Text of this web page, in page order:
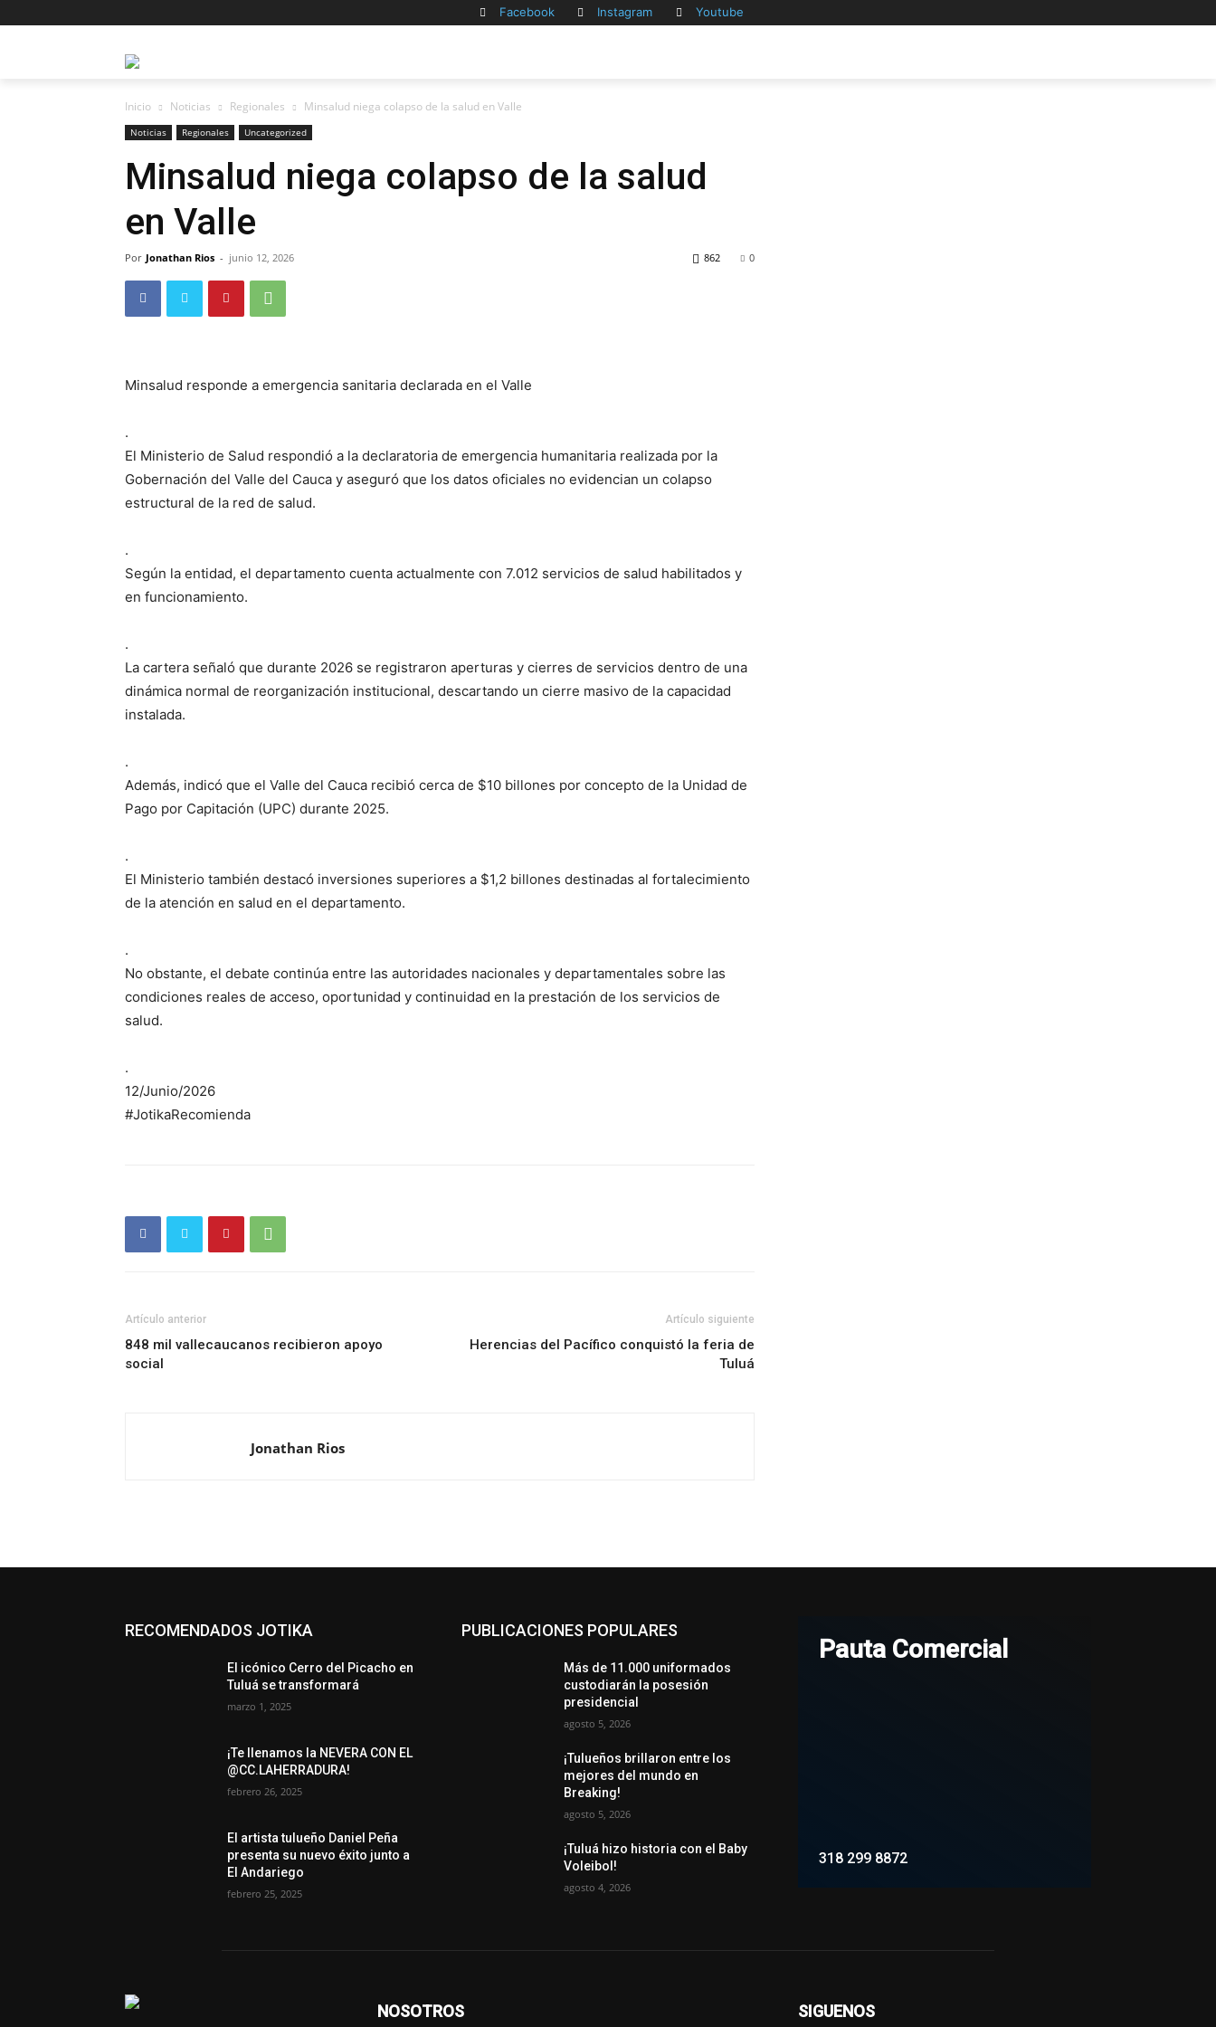
Facebook Instagram Youtube
Inicio Noticias Regionales Minsalud niega colapso de la salud en Valle
Noticias Regionales Uncategorized
Minsalud niega colapso de la salud
en Valle
Por Jonathan Rios - junio 12, 2026 0
862
Minsalud responde a emergencia sanitaria declarada en el Valle
.
El Ministerio de Salud respondió a la declaratoria de emergencia humanitaria realizada por la
Gobernación del Valle del Cauca y aseguró que los datos oficiales no evidencian un colapso
estructural de la red de salud.
.
Según la entidad, el departamento cuenta actualmente con 7.012 servicios de salud habilitados y
en funcionamiento.
.
La cartera señaló que durante 2026 se registraron aperturas y cierres de servicios dentro de una
dinámica normal de reorganización institucional, descartando un cierre masivo de la capacidad
instalada.
.
Además, indicó que el Valle del Cauca recibió cerca de $10 billones por concepto de la Unidad de
Pago por Capitación (UPC) durante 2025.
.
El Ministerio también destacó inversiones superiores a $1,2 billones destinadas al fortalecimiento
de la atención en salud en el departamento.
.
No obstante, el debate continúa entre las autoridades nacionales y departamentales sobre las
condiciones reales de acceso, oportunidad y continuidad en la prestación de los servicios de
salud.
.
12/Junio/2026
#JotikaRecomienda
Artículo anterior
848 mil vallecaucanos recibieron apoyo
social
Artículo siguiente
Herencias del Pacífico conquistó la feria de
Tuluá
Jonathan Rios
RECOMENDADOS JOTIKA
El icónico Cerro del Picacho en
Tuluá se transformará
marzo 1, 2025
¡Te llenamos la NEVERA CON EL
@CC.LAHERRADURA!
febrero 26, 2025
El artista tulueño Daniel Peña
presenta su nuevo éxito junto a
El Andariego
febrero 25, 2025
PUBLICACIONES POPULARES
Más de 11.000 uniformados
custodiarán la posesión
presidencial
agosto 5, 2026
¡Tulueños brillaron entre los
mejores del mundo en
Breaking!
agosto 5, 2026
¡Tuluá hizo historia con el Baby
Voleibol!
agosto 4, 2026
Pauta Comercial
318 299 8872
NOSOTROS SIGUENOS